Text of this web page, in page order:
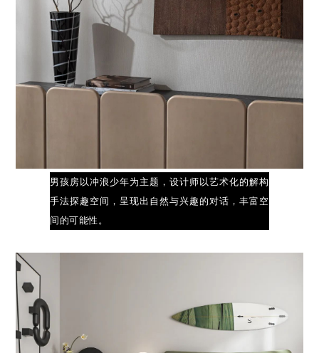
男孩房以冲浪少年为主题，设计师以艺术化的解构
手法探趣空间，呈现出自然与兴趣的对话，丰富空
间的可能性。